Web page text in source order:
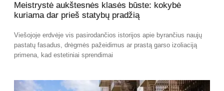
Meistrystė aukštesnės klasės būste: kokybė
kuriama dar prieš statybų pradžią
Viešojoje erdvėje vis pasirodančios istorijos apie byrančius naujų
pastatų fasadus, drėgmės pažeidimus ar prastą garso izoliaciją
primena, kad estetiniai sprendimai